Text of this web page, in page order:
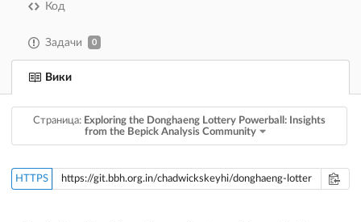
Код
Задачи 0
Вики
Страница: Exploring the Donghaeng Lottery Powerball: Insights
from the Bepick Analysis Community
HTTPS